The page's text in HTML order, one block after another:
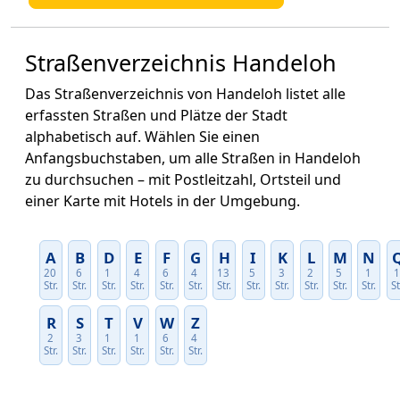
Straßenverzeichnis Handeloh
Das Straßenverzeichnis von Handeloh listet alle
erfassten Straßen und Plätze der Stadt
alphabetisch auf. Wählen Sie einen
Anfangsbuchstaben, um alle Straßen in Handeloh
zu durchsuchen – mit Postleitzahl, Ortsteil und
einer Karte mit Hotels in der Umgebung.
A
20
Str.
B
6
Str.
D
1
Str.
E
4
Str.
F
6
Str.
G
4
Str.
H
13
Str.
I
5
Str.
K
3
Str.
L
2
Str.
M
5
Str.
N
1
Str.
R
2
Str.
S
3
Str.
T
1
Str.
V
1
Str.
W
6
Str.
Z
4
Str.